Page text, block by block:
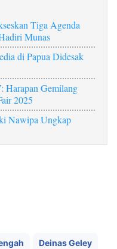
Tiga Agenda
Munas
di Papua Didesak
Gemilang
2025
Nawipa Ungkap
Deinas Geley